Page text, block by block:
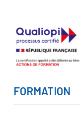
FORMATION